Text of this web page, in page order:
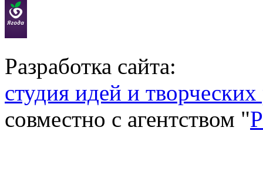
Разработка сайта:
студия идей и
совместно с агентством "